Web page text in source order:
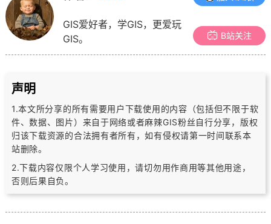
GIS爱好者，学GIS，更爱玩
GIS。
B站关注
声明
1.本文所分享的所有需要用户下载使用的内容（包括但不限于软
件、数据、图片） 来自于网络或者麻辣GIS粉丝自行分享，版权
归该下载资源的合法拥有者所有，如有侵权请第一时间联系本
站删除。
2.下载内容仅限个人学习使用，请切勿用作商用等其他用途，
否则后果自负。